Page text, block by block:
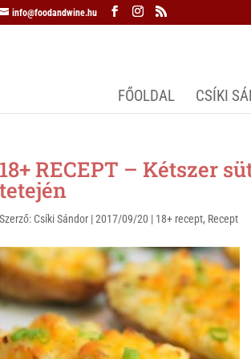
info@foodandwine.hu
FŐOLDAL CSÍKI
18+ RECEPT – Kétszer
tetején
Szerző: Csíki Sándor |2017/09/20 | 18+ recept, Recept